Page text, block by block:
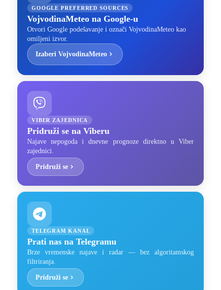
GOOGLE PREFERRED SOURCES
VojvodinaMeteo na Google-u
Otvori Google podešavanje i označi VojvodinaMeteo kao
omiljeni izvor.
Izaberi VojvodinaMeteo
VIBER ZAJEDNICA
Pridruži se na Viberu
Najave nepogoda i dnevne prognoze direktno u Viber
zajednici.
Pridruži se
TELEGRAM KANAL
Prati nas na Telegramu
Brze vremenske najave i radar — bez algoritamskog
filtriranja.
Pridruži se